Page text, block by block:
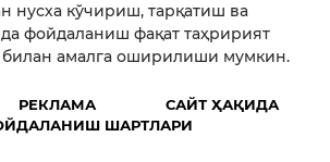
нусха кўчириш, тарқатиш ва
фойдаланиш фақат таҳририят
билан амалга оширилиши мумкин.
РЕКЛАМА
САЙТ ҲАҚИДА
ШАРТЛАРИ